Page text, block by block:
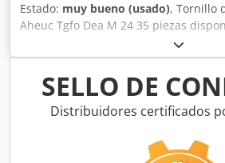
Estado: muy bueno (usado), Tornillo
Aheuc Tgfo Dea M 24 35 piezas
SELLO DE
Distribuidores certificados